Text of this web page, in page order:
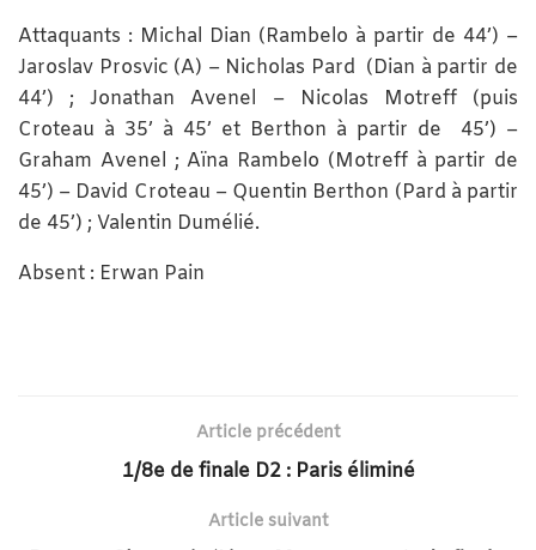
Attaquants : Michal Dian (Rambelo à partir de 44’) –
Jaroslav Prosvic (A) – Nicholas Pard (Dian à partir de
44’) ; Jonathan Avenel – Nicolas Motreff (puis
Croteau à 35’ à 45’ et Berthon à partir de 45’) –
Graham Avenel ; Aïna Rambelo (Motreff à partir de
45’) – David Croteau – Quentin Berthon (Pard à partir
de 45’) ; Valentin Dumélié.
Absent : Erwan Pain
Article précédent
1/8e de finale D2 : Paris éliminé
Article suivant